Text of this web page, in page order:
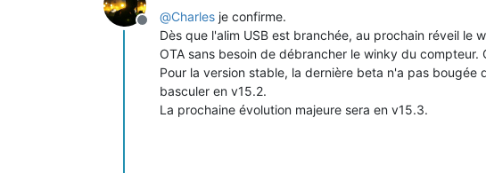
Offline
@Charles je confirme.
Dès que l'alim USB est branchée, au prochain réveil le
OTA sans besoin de débrancher le winky du compteur.
Pour la version stable, la dernière beta n'a pas
basculer en v15.2.
La prochaine évolution majeure sera en v15.3.